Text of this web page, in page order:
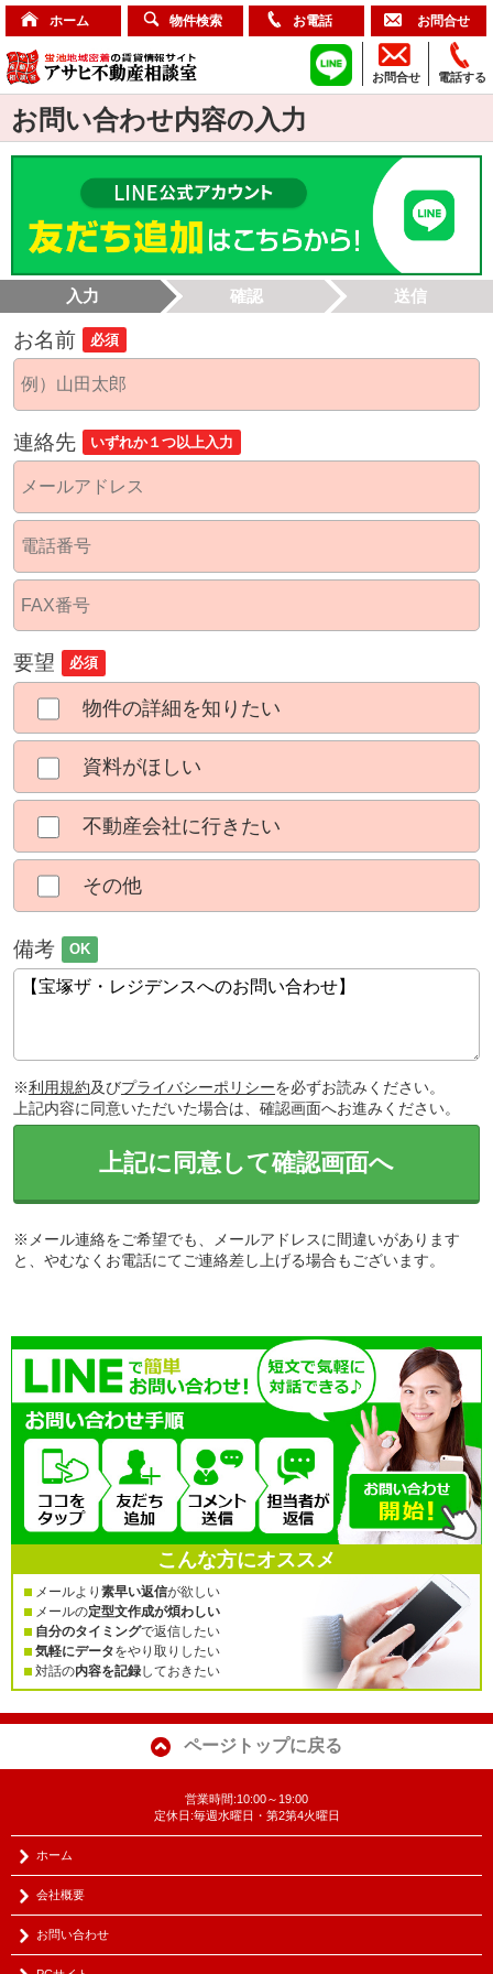
ホーム 物件検索 お電話 お問合せ
電話する
お問合せ
お問い合わせ内容の入力
入力 確認 送信
お名前 必須
連絡先 いずれか１つ以上入力
要望 必須
物件の詳細を知りたい
資料がほしい
不動産会社に行きたい
その他
備考 OK
※利用規約及びプライバシーポリシーを必ずお読みください。
上記内容に同意いただいた場合は、確認画面へお進みください。
上記に同意して確認画面へ
※メール連絡をご希望でも、メールアドレスに間違いがあります
と、やむなくお電話にてご連絡差し上げる場合もございます。
こんな方にオススメ
メールより 素早い返信が欲しい
メールの定型文作成が煩わしい
自分のタイミングで返信したい
気軽にデータをやり取りしたい
対話の内容を記録しておきたい
ページトップに戻る
営業時間:10:00～19:00
定休日:毎週水曜日・第2第4火曜日
ホーム
会社概要
お問い合わせ